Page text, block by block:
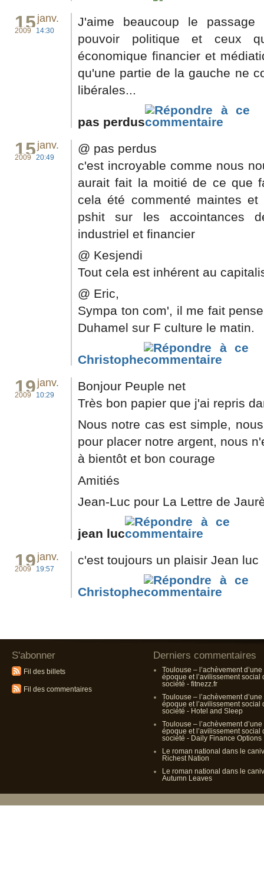
15 janv.
2009 14:30
J'aime beaucoup le
pouvoir politique et ceux
économique financier et
qu'une partie de la gauche ne
libérales...
pas perdus
15 janv.
2009 20:49
@ pas perdus
c'est incroyable comme nous
aurait fait la moitié de ce que
cela été commenté maintes
pshit sur les accointances
industriel et financier
@ Kesjendi
Tout cela est inhérent au
@ Eric,
Sympa ton com', il me fait
Duhamel sur F culture le matin.
Christophe
19 janv.
2009 10:29
Bonjour Peuple net
Très bon papier que j'ai repris
Nous notre cas est simple,
pour placer notre argent, nous
à bientôt et bon courage
Amitiés
Jean-Luc pour La Lettre de
jean luc
19 janv.
2009 19:57
c'est toujours un plaisir Jean luc
Christophe
S'abonner
Fil des billets
Fil des commentaires
Derniers commentaires
Toulouse – l’achèvement d’une
époque et l’avilissement social
société - fitnezz.fr
Toulouse – l’achèvement d’une
époque et l’avilissement social
société - Hotel and Sleep
Toulouse – l’achèvement d’une
époque et l’avilissement social
société - Daily Finance Options
Le roman national dans le
Richest Nation
Le roman national dans le
Autumn Leaves